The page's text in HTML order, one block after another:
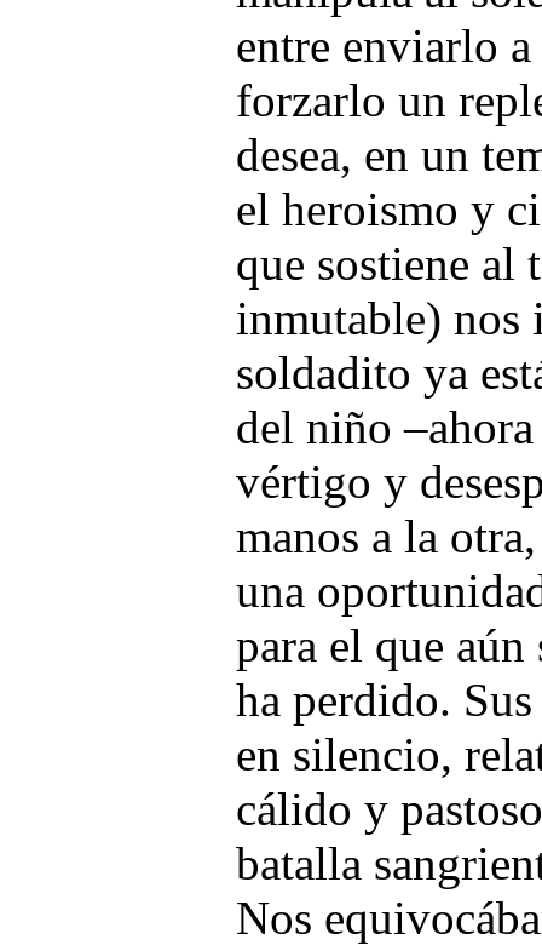
entre enviarlo
forzarlo un
desea, en un
el heroismo y
que sostiene al
inmutable) nos
soldadito ya
del niño
vértigo y
manos a la
una
para el que aún
ha perdido.
en silencio,
cálido y
batalla
Nos